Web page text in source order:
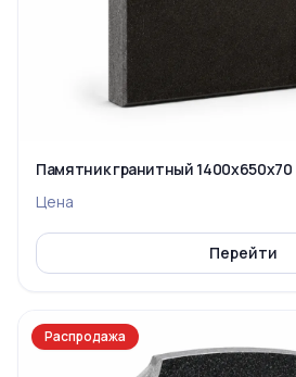
Памятник гранитный 1400x650x70
Цена
Перейти
Распродажа